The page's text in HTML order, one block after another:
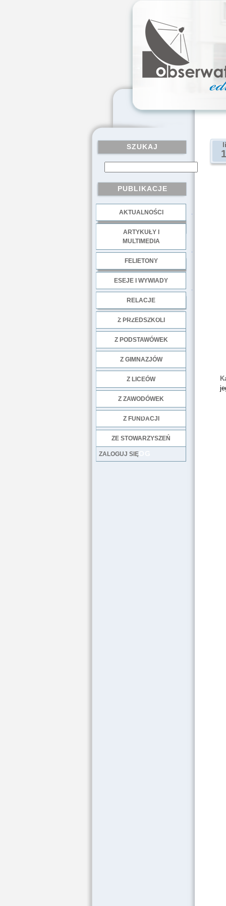
SZUKAJ
PUBLIKACJE
AKTUALNOŚCI
ARTYKUŁY I
MULTIMEDIA
FELIETONY
ESEJE I WYWIADY
RELACJE
Z PRZEDSZKOLI
Z PODSTAWÓWEK
Z GIMNAZJÓW
Z LICEÓW
Z ZAWODÓWEK
Z FUNDACJI
ZE STOWARZYSZEŃ
LOG
ZALOGUJ SIĘ